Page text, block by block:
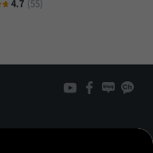
4.7 (55)